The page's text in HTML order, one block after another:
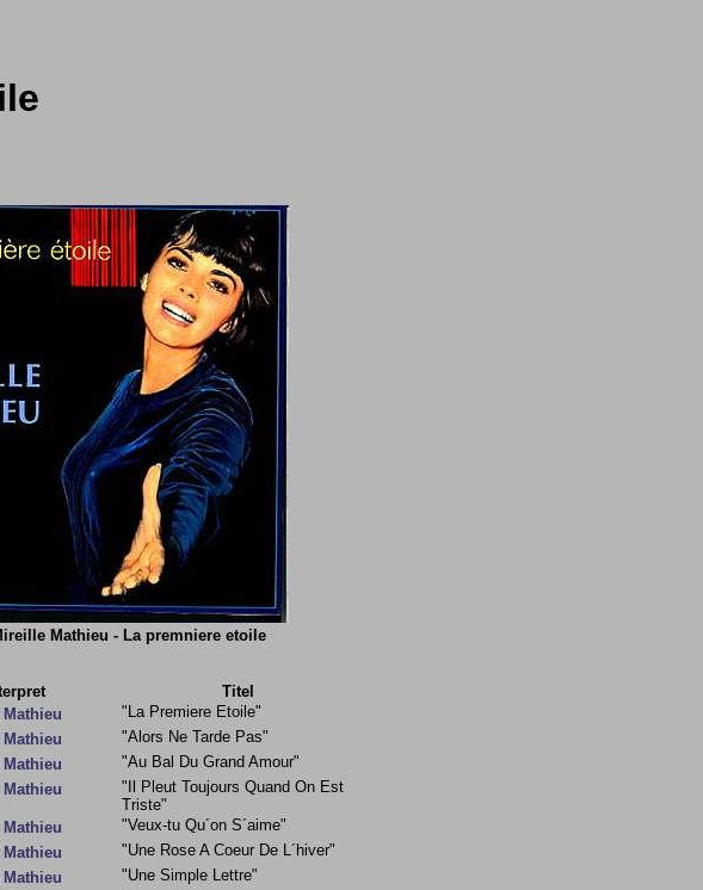
Mathieu - La premniere etoile
Titel
"La Premiere Etoile"
"Alors Ne Tarde Pas"
"Au Bal Du Grand Amour"
"Il Pleut Toujours Quand On Est
Triste"
"Veux-tu Qu´on S´aime"
"Une Rose A Coeur De L´hiver"
"Une Simple Lettre"